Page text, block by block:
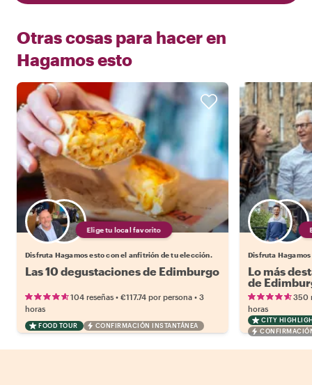
Otras cosas para hacer en
Hagamos esto
Elige tu local favorito
Disfruta Hagamos esto con el anfitrión de tu elección.
Las 10 degustaciones de Edimburgo
104 reseñas • €117.74 por persona • 3
horas
FOOD TOUR CONFIRMACIÓN INSTANTÁNEA
Disfruta
Lo más
de
350
horas
CITY